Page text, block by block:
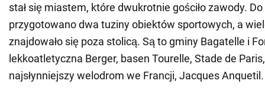
stał się miastem, które dwukrotnie gościło zawody.
przygotowano dwa tuziny obiektów sportowych, a
znajdowało się poza stolicą. Są to gminy Bagatelle i
lekkoatletyczna Berger, basen Tourelle, Stade de
najsłynniejszy welodrom we Francji, Jacques Anquetil.